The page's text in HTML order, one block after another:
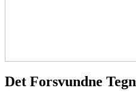
Det Forsvundne Tegn